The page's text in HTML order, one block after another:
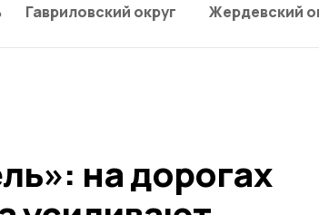
Гавриловский округ Жердевский
на дорогах